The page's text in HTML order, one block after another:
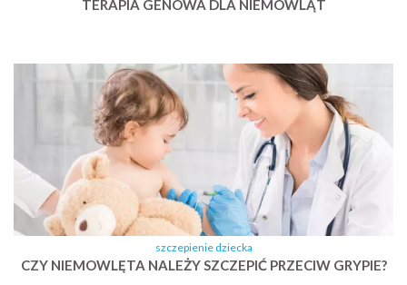
TERAPIA GENOWA DLA NIEMOWLĄT
szczepienie dziecka
CZY NIEMOWLĘTA NALEŻY SZCZEPIĆ PRZECIW GRYPIE?